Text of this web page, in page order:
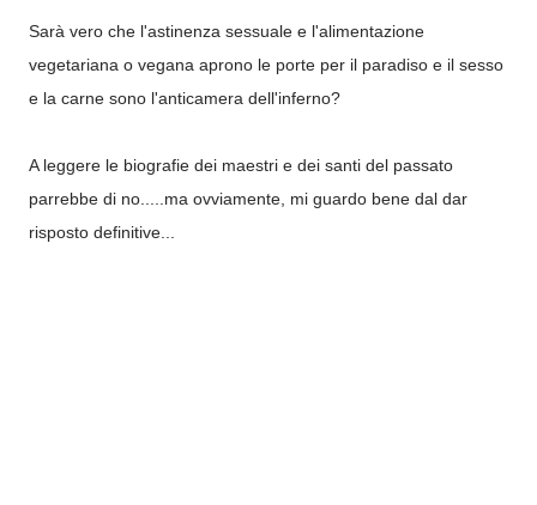
Sarà vero che l'astinenza sessuale e l'alimentazione
vegetariana o vegana aprono le porte per il paradiso e il sesso
e la carne sono l'anticamera dell'inferno?
A leggere le biografie dei maestri e dei santi del passato
parrebbe di no.....ma ovviamente, mi guardo bene dal dar
risposto definitive...